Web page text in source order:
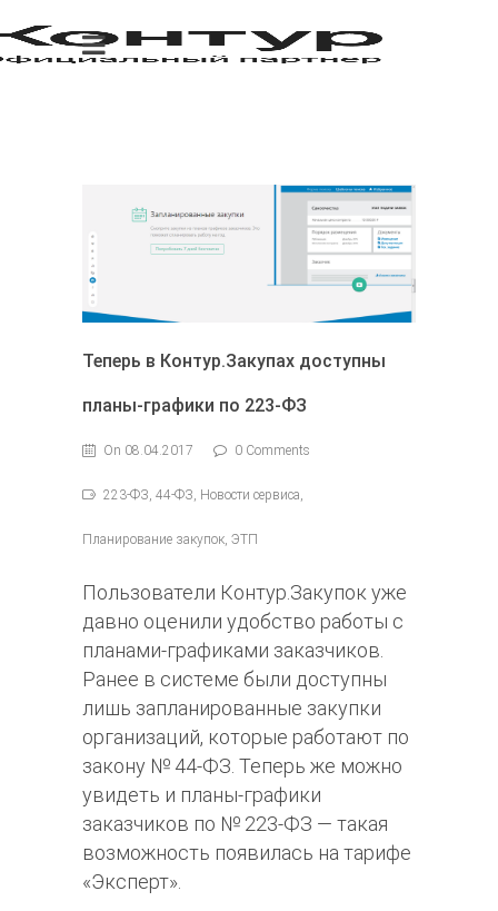
Теперь в Контур.Закупах доступны
планы-графики по 223-ФЗ
On 08.04.2017 0 Comments
223-ФЗ, 44-ФЗ, Новости сервиса,
Планирование закупок, ЭТП
Пользователи Контур.Закупок уже
давно оценили удобство работы с
планами-графиками заказчиков.
Ранее в системе были доступны
лишь запланированные закупки
организаций, которые работают по
закону № 44-ФЗ. Теперь же можно
увидеть и планы-графики
заказчиков по № 223-ФЗ — такая
возможность появилась на тарифе
«Эксперт».